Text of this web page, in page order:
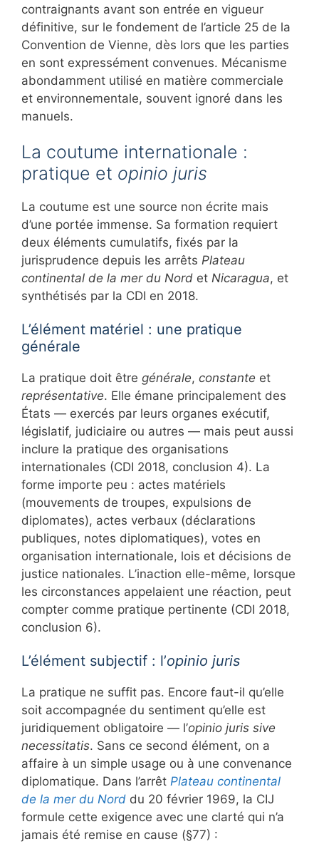
contraignants avant son entrée en vigueur
définitive, sur le fondement de l’article 25 de la
Convention de Vienne, dès lors que les parties
en sont expressément convenues. Mécanisme
abondamment utilisé en matière commerciale
et environnementale, souvent ignoré dans les
manuels.
La coutume internationale :
pratique et opinio juris
La coutume est une source non écrite mais
d’une portée immense. Sa formation requiert
deux éléments cumulatifs, fixés par la
jurisprudence depuis les arrêts Plateau
continental de la mer du Nord et Nicaragua, et
synthétisés par la CDI en 2018.
L’élément matériel : une pratique
générale
La pratique doit être générale, constante et
représentative. Elle émane principalement des
États — exercés par leurs organes exécutif,
législatif, judiciaire ou autres — mais peut aussi
inclure la pratique des organisations
internationales (CDI 2018, conclusion 4). La
forme importe peu : actes matériels
(mouvements de troupes, expulsions de
diplomates), actes verbaux (déclarations
publiques, notes diplomatiques), votes en
organisation internationale, lois et décisions de
justice nationales. L’inaction elle-même, lorsque
les circonstances appelaient une réaction, peut
compter comme pratique pertinente (CDI 2018,
conclusion 6).
L’élément subjectif : l’opinio juris
La pratique ne suffit pas. Encore faut-il qu’elle
soit accompagnée du sentiment qu’elle est
juridiquement obligatoire — l’opinio juris sive
necessitatis. Sans ce second élément, on a
affaire à un simple usage ou à une convenance
diplomatique. Dans l’arrêt Plateau continental
de la mer du Nord du 20 février 1969, la CIJ
formule cette exigence avec une clarté qui n’a
jamais été remise en cause (§77) :